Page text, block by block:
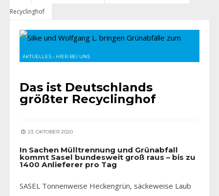
Recyclinghof
AKTUELLES • HIER BEI UNS
Das ist Deutschlands
größter Recyclinghof
23. OKTOBER 2020
In Sachen Mülltrennung und Grünabfall
kommt Sasel bundesweit groß raus – bis zu
1400 Anlieferer pro Tag
SASEL Tonnenweise Heckengrün, säckeweise Laub